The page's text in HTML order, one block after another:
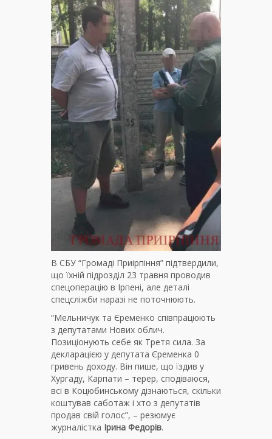
В СБУ “Громаді Приірпіння” підтвердили,
що їхній підрозділ 23 травня проводив
спецоперацію в Ірпені, але деталі
спецсліжби наразі не поточнюють.
“Мельничук та Єременко співпрацюють
з депутатами Нових облич.
Позиціонують себе як Третя сила. За
декларацією у депутата Єременка 0
гривень доходу. Він пише, що їздив у
Хургаду, Карпати – терер, сподіваюся,
всі в Коцюбинському дізнаються, скільки
коштував саботаж і хто з депутатів
продав свій голос”, – резюмує
журналістка Ірина Федорів.